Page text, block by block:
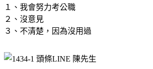
１、我會努力考公職
２、沒意見
３、不清楚，因為沒用過